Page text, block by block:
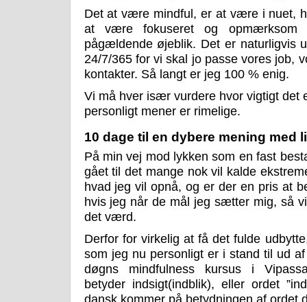
Det at være mindful, er at være i nuet,
at være fokuseret og
pågældende øjeblik. Det er naturligvis
24/7/365 for vi skal jo passe vores job,
kontakter. Så langt er jeg 100 % enig.
Vi må hver især vurdere hvor vigtigt det
personligt mener er rimelige.
10 dage til en dybere mening med
På min vej mod lykken som en fast
gået til det mange nok vil kalde
hvad jeg vil opnå, og er der en pris at
hvis jeg når de mål jeg sætter mig, så
det værd.
Derfor for virkelig at få det fulde
som jeg nu personligt er i stand til ud
døgns mindfulness kursus i
betyder indsigt(indblik), eller ordet